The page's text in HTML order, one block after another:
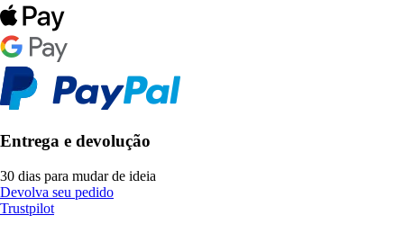
Entrega e devolução
30 dias para mudar de ideia
Devolva seu pedido
Trustpilot